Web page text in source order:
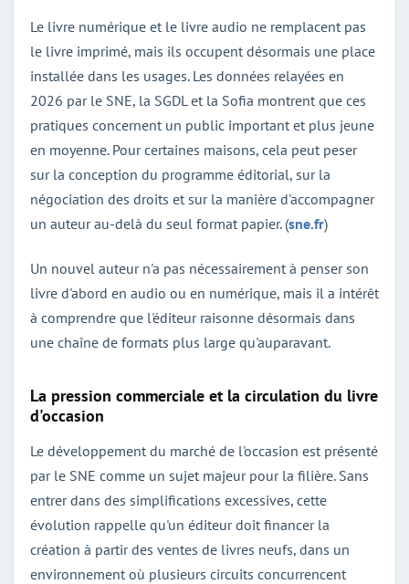
Le livre numérique et le livre audio ne remplacent pas
le livre imprimé, mais ils occupent désormais une place
installée dans les usages. Les données relayées en
2026 par le SNE, la SGDL et la Sofia montrent que ces
pratiques concernent un public important et plus jeune
en moyenne. Pour certaines maisons, cela peut peser
sur la conception du programme éditorial, sur la
négociation des droits et sur la manière d'accompagner
un auteur au-delà du seul format papier. (sne.fr)
Un nouvel auteur n'a pas nécessairement à penser son
livre d'abord en audio ou en numérique, mais il a intérêt
à comprendre que l'éditeur raisonne désormais dans
une chaîne de formats plus large qu'auparavant.
La pression commerciale et la circulation du livre
d'occasion
Le développement du marché de l'occasion est présenté
par le SNE comme un sujet majeur pour la filière. Sans
entrer dans des simplifications excessives, cette
évolution rappelle qu'un éditeur doit financer la
création à partir des ventes de livres neufs, dans un
environnement où plusieurs circuits concurrencent